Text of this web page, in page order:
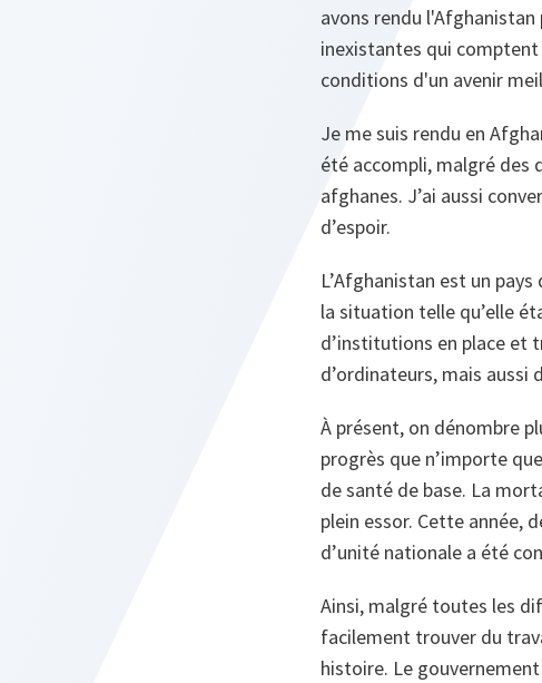
avons rendu
inexistantes qui comptent
conditions d'un avenir
Je me suis rendu en
été accompli, malgré des
afghanes. J’ai aussi
d’espoir.
L’Afghanistan est un
la situation telle qu’elle
d’institutions en place et
d’ordinateurs, mais aussi
À présent, on dénombre
progrès que n’importe
de santé de base. La
plein essor. Cette année,
d’unité nationale a été
Ainsi, malgré toutes les
facilement trouver du
histoire. Le